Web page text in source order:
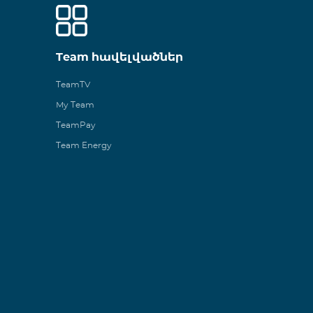
Team հավելվածներ
TeamTV
My Team
TeamPay
Team Energy